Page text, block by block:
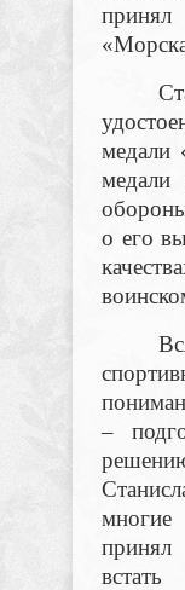
медали
медали
о его
–